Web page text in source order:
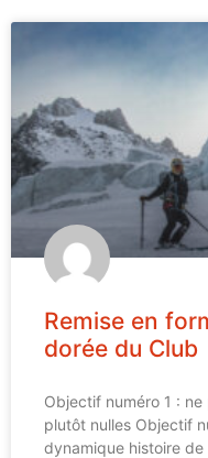
Remise en
dorée du Club
Objectif numéro 1 :
plutôt nulles Objectif
dynamique histoire de